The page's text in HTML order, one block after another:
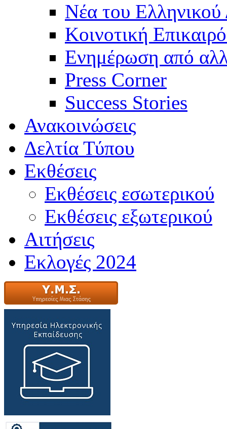
Νέα του Ελληνικού
Κοινοτική
Ενημέρωση από
Press Corner
Success Stories
Ανακοινώσεις
Δελτία Τύπου
Εκθέσεις
Εκθέσεις εσωτερικού
Εκθέσεις εξωτερικού
Αιτήσεις
Εκλογές 2024